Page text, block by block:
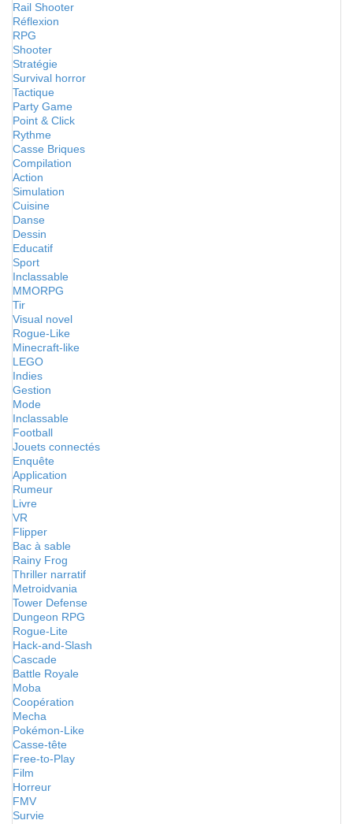
Rail Shooter
Réflexion
RPG
Shooter
Stratégie
Survival horror
Tactique
Party Game
Point & Click
Rythme
Casse Briques
Compilation
Action
Simulation
Cuisine
Danse
Dessin
Educatif
Sport
Inclassable
MMORPG
Tir
Visual novel
Rogue-Like
Minecraft-like
LEGO
Indies
Gestion
Mode
Inclassable
Football
Jouets connectés
Enquête
Application
Rumeur
Livre
VR
Flipper
Bac à sable
Rainy Frog
Thriller narratif
Metroidvania
Tower Defense
Dungeon RPG
Rogue-Lite
Hack-and-Slash
Cascade
Battle Royale
Moba
Coopération
Mecha
Pokémon-Like
Casse-tête
Free-to-Play
Film
Horreur
FMV
Survie